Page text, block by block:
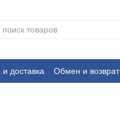
доставка Обмен и возврат